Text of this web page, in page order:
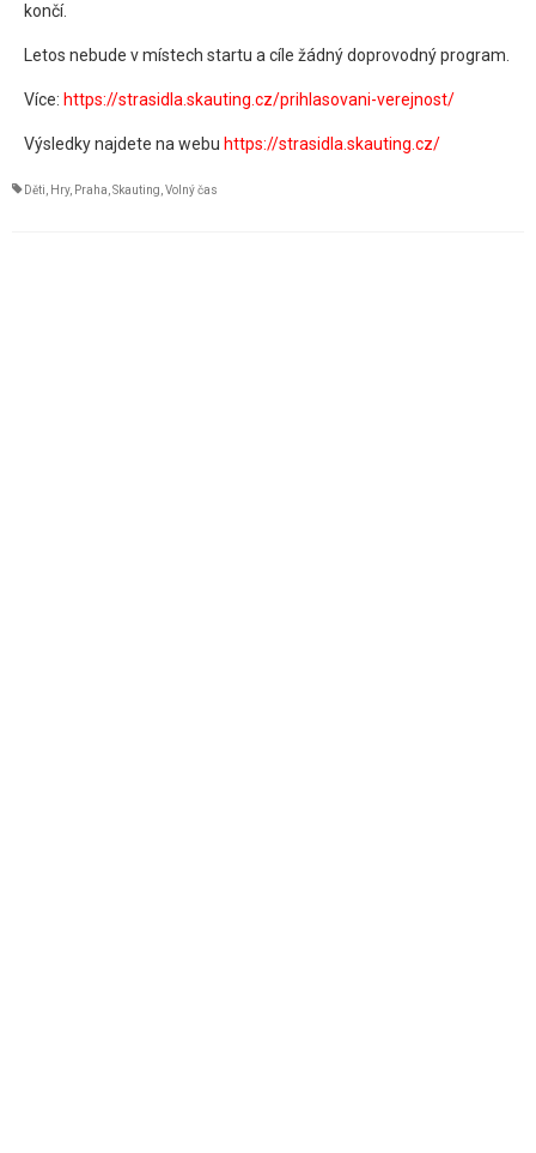
končí.
Letos nebude v místech startu a cíle žádný doprovodný program.
Více: https://strasidla.skauting.cz/prihlasovani-verejnost/
Výsledky najdete na webu https://strasidla.skauting.cz/
Děti, Hry, Praha,Skauting,Volný čas